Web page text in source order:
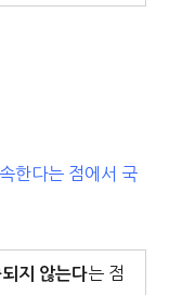
한다는 점에서 국
지 않는다는 점